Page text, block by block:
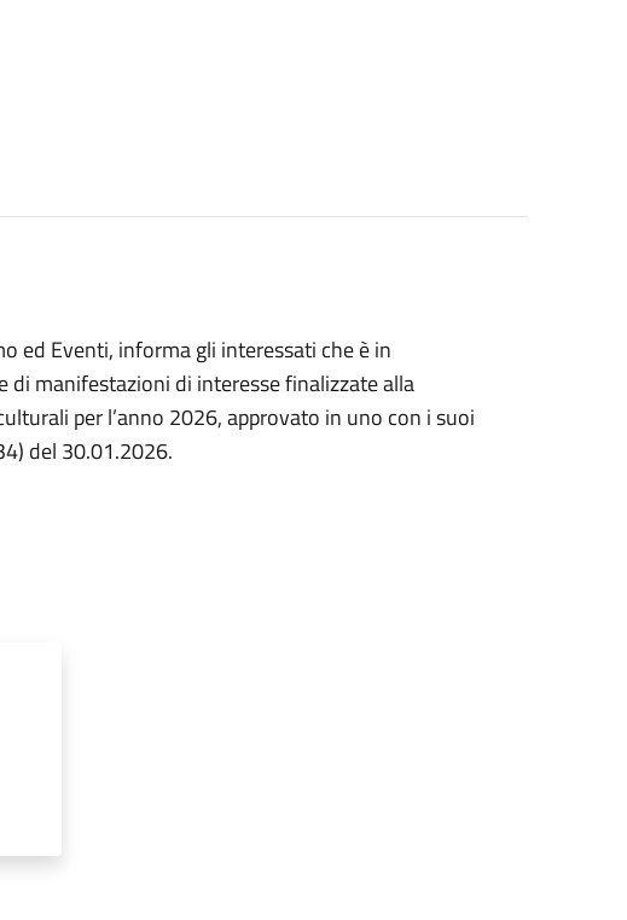
ed Eventi, informa gli interessati che è in
di manifestazioni di interesse finalizzate alla
per l’anno 2026, approvato in uno con i suoi
del 30.01.2026.